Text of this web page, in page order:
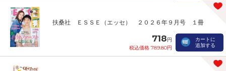
扶桑社 ＥＳＳＥ（エッセ） ２０２６年９月号 １冊
718円
税込価格 789.80円
カートに
追加する